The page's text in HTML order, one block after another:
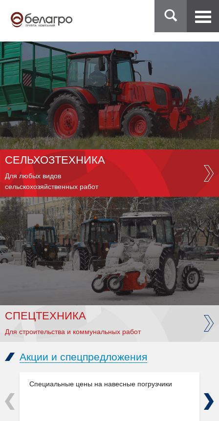
СЕЛЬХОЗТЕХНИКА
Для любых видов
сельскохозяйственных работ
СПЕЦТЕХНИКА
Для строительства и коммунальных работ
Акции и спецпредложения
Специальные цены на навесные погрузчики
Previous Next